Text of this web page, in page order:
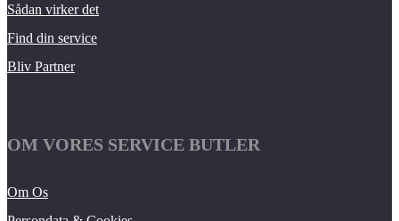
Sådan virker det
Find din service
Bliv Partner
OM VORES SERVICE BUTLER
Om Os